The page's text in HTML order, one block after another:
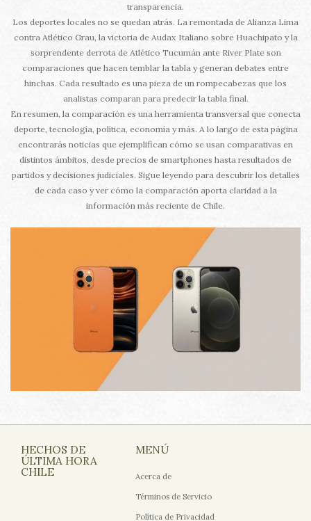
transparencia.
Los deportes locales no se quedan atrás. La remontada de Alianza Lima
contra Atlético Grau, la victoria de Audax Italiano sobre Huachipato y la
sorprendente derrota de Atlético Tucumán ante River Plate son
comparaciones que hacen temblar la tabla y generan debates entre
hinchas. Cada resultado es una pieza de un rompecabezas que los
analistas comparan para predecir la tabla final.
En resumen, la comparación es una herramienta transversal que conecta
deporte, tecnología, política, economía y más. A lo largo de esta página
encontrarás noticias que ejemplifican cómo se usan comparativas en
distintos ámbitos, desde precios de smartphones hasta resultados de
partidos y decisiones judiciales. Sigue leyendo para descubrir los detalles
de cada caso y ver cómo la comparación aporta claridad a la
información más reciente de Chile.
HECHOS DE
ÚLTIMA HORA
CHILE
MENÚ
Acerca de
Términos de Servicio
Política de Privacidad